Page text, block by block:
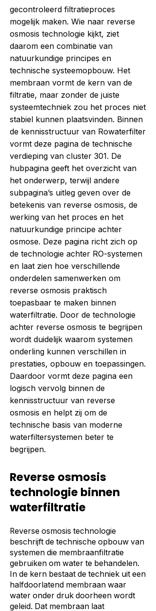
gecontroleerd filtratieproces
mogelijk maken. Wie naar reverse
osmosis technologie kijkt, ziet
daarom een combinatie van
natuurkundige principes en
technische systeemopbouw. Het
membraan vormt de kern van de
filtratie, maar zonder de juiste
systeemtechniek zou het proces niet
stabiel kunnen plaatsvinden. Binnen
de kennisstructuur van Rowaterfilter
vormt deze pagina de technische
verdieping van cluster 301. De
hubpagina geeft het overzicht van
het onderwerp, terwijl andere
subpagina’s uitleg geven over de
betekenis van reverse osmosis, de
werking van het proces en het
natuurkundige principe achter
osmose. Deze pagina richt zich op
de technologie achter RO-systemen
en laat zien hoe verschillende
onderdelen samenwerken om
reverse osmosis praktisch
toepasbaar te maken binnen
waterfiltratie. Door de technologie
achter reverse osmosis te begrijpen
wordt duidelijk waarom systemen
onderling kunnen verschillen in
prestaties, opbouw en toepassingen.
Daardoor vormt deze pagina een
logisch vervolg binnen de
kennisstructuur van reverse
osmosis en helpt zij om de
technische basis van moderne
waterfiltersystemen beter te
begrijpen.
Reverse osmosis
technologie binnen
waterfiltratie
Reverse osmosis technologie
beschrijft de technische opbouw van
systemen die membraanfiltratie
gebruiken om water te behandelen.
In de kern bestaat de techniek uit een
halfdoorlatend membraan waar
water onder druk doorheen wordt
geleid. Dat membraan laat